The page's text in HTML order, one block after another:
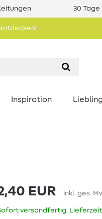
30
Inspiration
EUR inkl. ges.
versandfertig,